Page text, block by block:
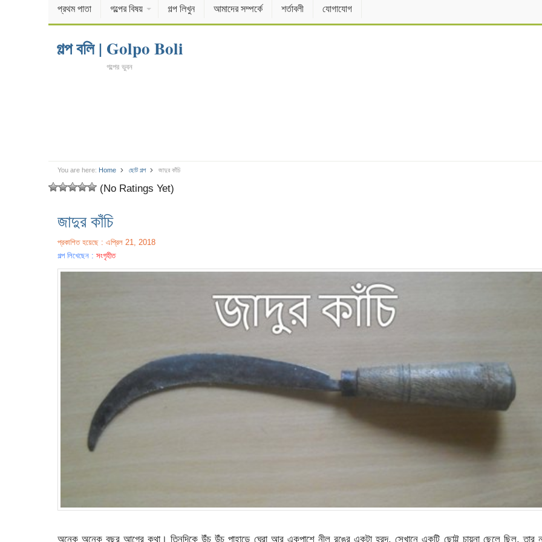
প্রথম পাতা গল্পের বিষয় গল্প লিখুন আমাদের সম্পর্কে শর্তাবলী যোগাযোগ
গল্প বলি | Golpo Boli
গল্পের ভুবন
You are here: Home ছোট গল্প জাদুর কাঁচি
(No Ratings Yet)
জাদুর কাঁচি
প্রকাশিত হয়েছে : এপ্রিল 21, 2018
গল্প লিখেছেন : সংগৃহীত
অনেক অনেক বছর আগের কথা। তিনদিকে উঁচু উঁচু পাহাড়ে ঘেরা আর একপাশে নীল রঙের একটা হ্রদ, সেখানে একটি ছোট্ট চায়না ছেলে ছিল, তার